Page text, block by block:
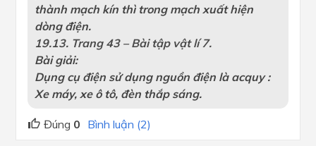
thành mạch kín thì trong mạch xuất hiện
dòng điện.
19.13. Trang 43 – Bài tập vật lí 7.
Bài giải:
Dụng cụ điện sử dụng nguồn điện là acquy :
Xe máy, xe ô tô, đèn thắp sáng.
Đúng 0 Bình luận (2)